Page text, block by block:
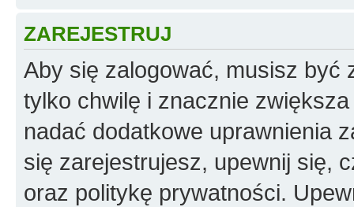
ZAREJESTRUJ
Aby się zalogować, musisz być
tylko chwilę i znacznie
nadać dodatkowe uprawnienia
się zarejestrujesz, upewnij się,
oraz politykę prywatności.